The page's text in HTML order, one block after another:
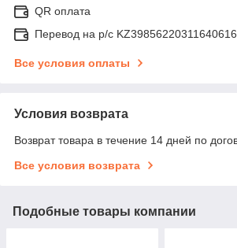
QR оплата
Перевод на р/с
Все условия оплаты
Условия возврата
Возврат товара в течение 14 дней по
Все условия возврата
Подобные товары компании